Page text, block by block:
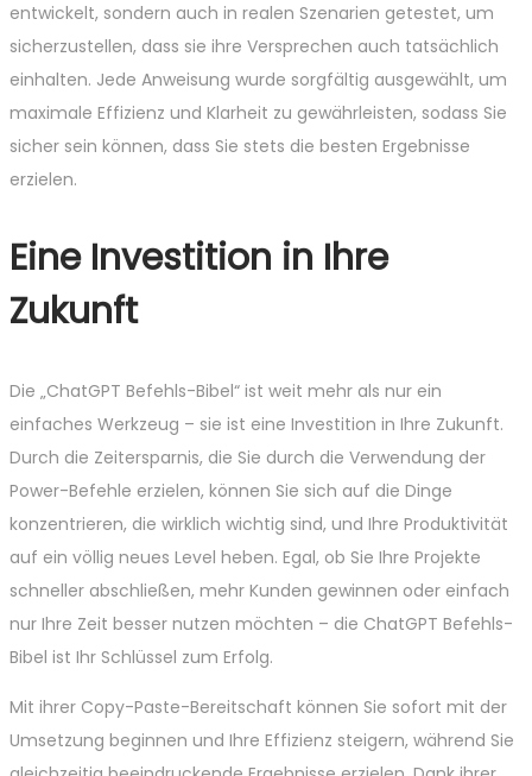
entwickelt, sondern auch in realen Szenarien getestet, um
sicherzustellen, dass sie ihre Versprechen auch tatsächlich
einhalten. Jede Anweisung wurde sorgfältig ausgewählt, um
maximale Effizienz und Klarheit zu gewährleisten, sodass Sie
sicher sein können, dass Sie stets die besten Ergebnisse
erzielen.
Eine Investition in Ihre
Zukunft
Die „ChatGPT Befehls-Bibel“ ist weit mehr als nur ein
einfaches Werkzeug – sie ist eine Investition in Ihre Zukunft.
Durch die Zeitersparnis, die Sie durch die Verwendung der
Power-Befehle erzielen, können Sie sich auf die Dinge
konzentrieren, die wirklich wichtig sind, und Ihre Produktivität
auf ein völlig neues Level heben. Egal, ob Sie Ihre Projekte
schneller abschließen, mehr Kunden gewinnen oder einfach
nur Ihre Zeit besser nutzen möchten – die ChatGPT Befehls-
Bibel ist Ihr Schlüssel zum Erfolg.
Mit ihrer Copy-Paste-Bereitschaft können Sie sofort mit der
Umsetzung beginnen und Ihre Effizienz steigern, während Sie